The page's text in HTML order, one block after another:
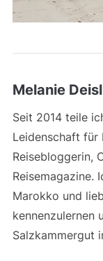
Melanie Deisl
Seit 2014 teile
Leidenschaft für
Reisebloggerin,
Reisemagazine.
Marokko und
kennenzulernen
Salzkammergut